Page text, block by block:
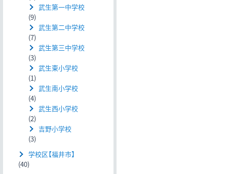
武生第一中学校
(9)
武生第二中学校
(7)
武生第三中学校
(3)
武生東小学校
(1)
武生南小学校
(4)
武生西小学校
(2)
吉野小学校
(3)
学校区【福井市】
(40)